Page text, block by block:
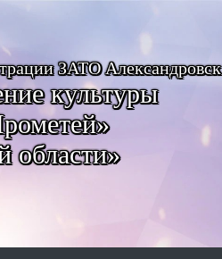
ЗАТО Александровск
культуры
области»